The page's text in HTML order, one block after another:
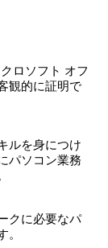
ロソフト オフ
観的に証明で
ルを身につけ
パソコン業務
クに必要なパ
。